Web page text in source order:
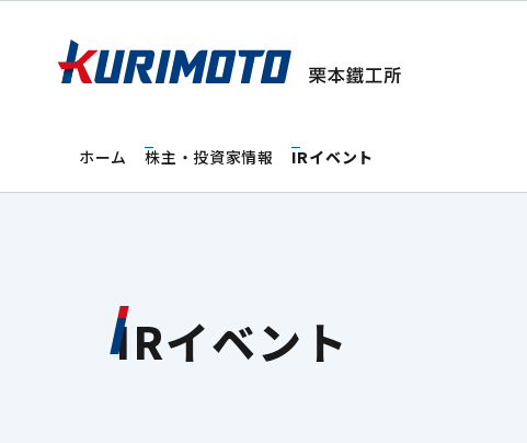
ホーム 株主・投資家情報 IRイベント
IRイベント